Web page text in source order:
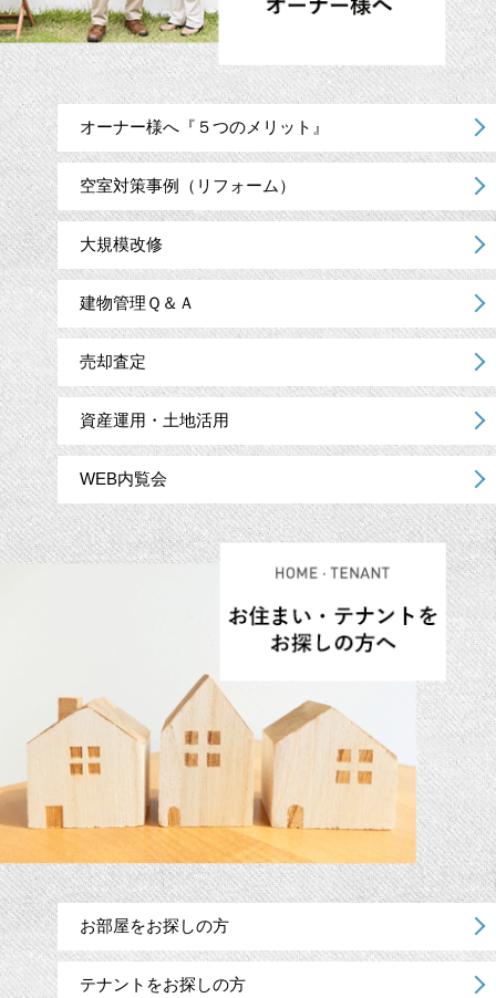
オーナー様へ『５つのメリット』
空室対策事例（リフォーム）
大規模改修
建物管理Ｑ＆Ａ
売却査定
資産運用・土地活用
WEB内覧会
お部屋をお探しの方
テナントをお探しの方